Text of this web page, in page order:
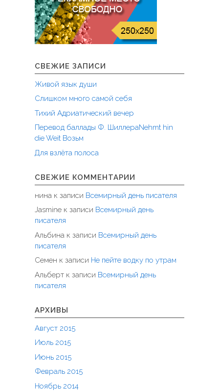
СВЕЖИЕ ЗАПИСИ
Живой язык души
Слишком много самой себя
Тихий Адриатический вечер
Перевод баллады Ф. ШиллераNehmt hin
die Weit Возьм
Для взлёта полоса
СВЕЖИЕ КОММЕНТАРИИ
нина к записи Всемирный день писателя
Jasmine к записи Всемирный день
писателя
Альбина к записи Всемирный день
писателя
Семен к записи Не пейте водку по утрам
Альберт к записи Всемирный день
писателя
АРХИВЫ
Август 2015
Июль 2015
Июнь 2015
Февраль 2015
Ноябрь 2014